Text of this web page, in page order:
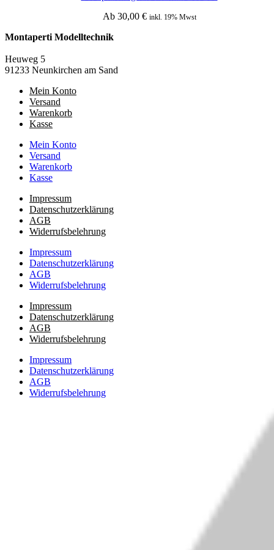
Ab 30,00 € inkl. 19% Mwst
Montaperti Modelltechnik
Heuweg 5
91233 Neunkirchen am Sand
Mein Konto
Versand
Warenkorb
Kasse
Mein Konto
Versand
Warenkorb
Kasse
Impressum
Datenschutzerklärung
AGB
Widerrufsbelehrung
Impressum
Datenschutzerklärung
AGB
Widerrufsbelehrung
Impressum
Datenschutzerklärung
AGB
Widerrufsbelehrung
Impressum
Datenschutzerklärung
AGB
Widerrufsbelehrung